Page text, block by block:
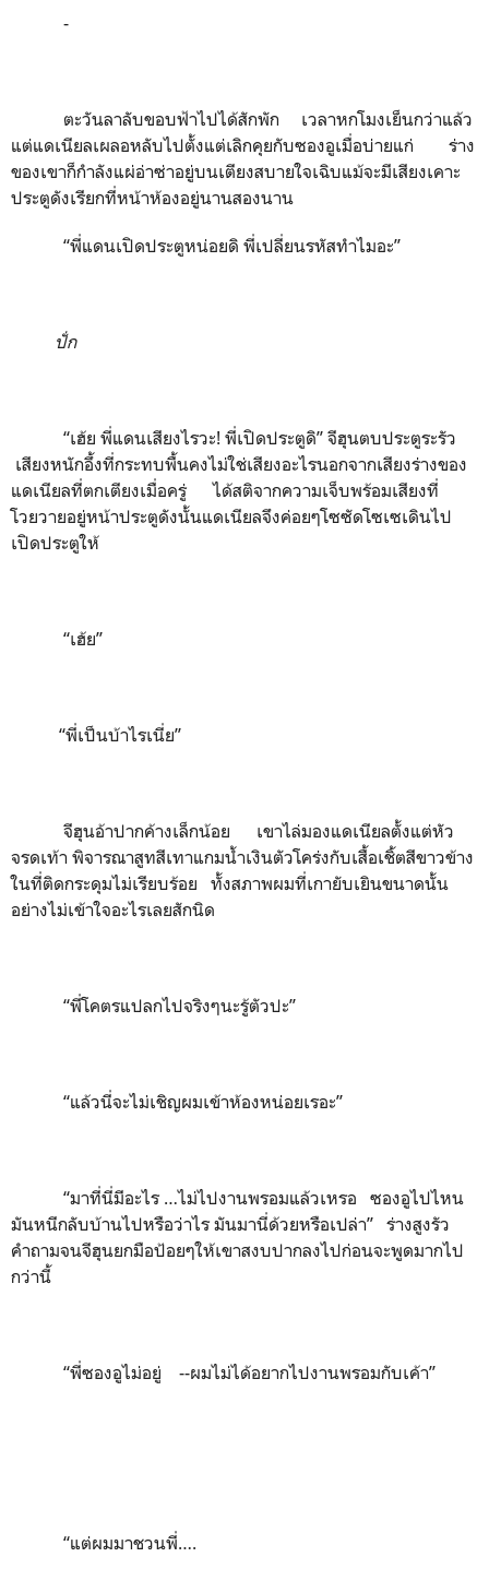
-
ตะวันลาลับขอบฟ้าไปได้สักพัก เวลาหกโมงเย็นกว่าแล้ว
แต่แดเนียลเผลอหลับไปตั้งแต่เลิกคุยกับซองอูเมื่อบ่ายแก่ ร่าง
ของเขาก็กำลังแผ่อ่าซ่าอยู่บนเตียงสบายใจเฉิบแม้จะมีเสียงเคาะ
ประตูดังเรียกที่หน้าห้องอยู่นานสองนาน
“พี่แดนเปิดประตูหน่อยดิ พี่เปลี่ยนรหัสทำไมอะ”
ปั่ก
“เฮ้ย พี่แดนเสียงไรวะ! พี่เปิดประตูดิ” จีฮุนตบประตูระรัว
เสียงหนักอึ้งที่กระทบพื้นคงไม่ใช่เสียงอะไรนอกจากเสียงร่างของ
แดเนียลที่ตกเตียงเมื่อครู่ ได้สติจากความเจ็บพร้อมเสียงที่
โวยวายอยู่หน้าประตูดังนั้นแดเนียลจึงค่อยๆโซซัดโซเซเดินไป
เปิดประตูให้
“เฮ้ย”
“พี่เป็นบ้าไรเนี่ย”
จีฮุนอ้าปากค้างเล็กน้อย เขาไล่มองแดเนียลตั้งแต่หัว
จรดเท้า พิจารณาสูทสีเทาแกมน้ำเงินตัวโคร่งกับเสื้อเชิ้ตสีขาวข้าง
ในที่ติดกระดุมไม่เรียบร้อย ทั้งสภาพผมที่เกายับเยินขนาดนั้น
อย่างไม่เข้าใจอะไรเลยสักนิด
“พี่โคตรแปลกไปจริงๆนะรู้ตัวปะ”
“แล้วนี่จะไม่เชิญผมเข้าห้องหน่อยเรอะ”
“มาที่นี่มีอะไร …ไม่ไปงานพรอมแล้วเหรอ ซองอูไปไหน
มันหนีกลับบ้านไปหรือว่าไร มันมานี่ด้วยหรือเปล่า” ร่างสูงรัว
คำถามจนจีฮุนยกมือป้อยๆให้เขาสงบปากลงไปก่อนจะพูดมากไป
กว่านี้
“พี่ซองอูไม่อยู่ --ผมไม่ได้อยากไปงานพรอมกับเค้า”
“แต่ผมมาชวนพี่….